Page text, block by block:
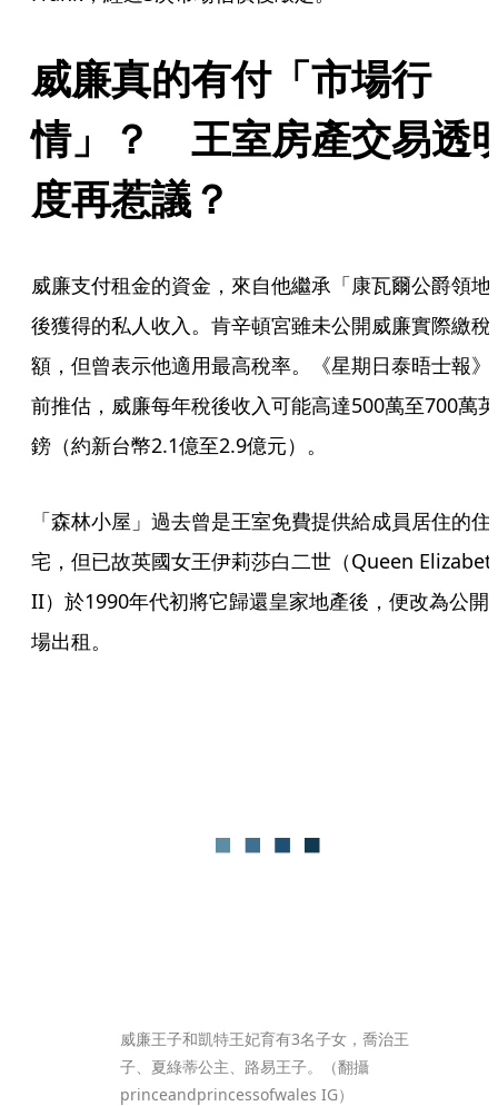
威廉真的有付「市場行
情」？　王室房產交易透
度再惹議？
威廉支付租金的資金，來自他繼承「康瓦爾公爵領地
後獲得的私人收入。肯辛頓宮雖未公開威廉實際繳稅
額，但曾表示他適用最高稅率。《星期日泰晤士報》
前推估，威廉每年稅後收入可能高達500萬至700萬英
鎊（約新台幣2.1億至2.9億元）。
「森林小屋」過去曾是王室免費提供給成員居住的住
宅，但已故英國女王伊莉莎白二世（Queen
II）於1990年代初將它歸還皇家地產後，便改為公開
場出租。
威廉王子和凱特王妃育有3名子女，喬治王
子、夏綠蒂公主、路易王子。（翻攝
princeandprincessofwales IG）